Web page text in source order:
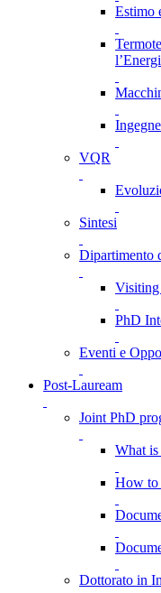
Estimo
VQR
Sintesi
Dipartimento
Visiting
PhD
Eventi e
Post-Lauream
Joint PhD
What
How to
Dottorato in